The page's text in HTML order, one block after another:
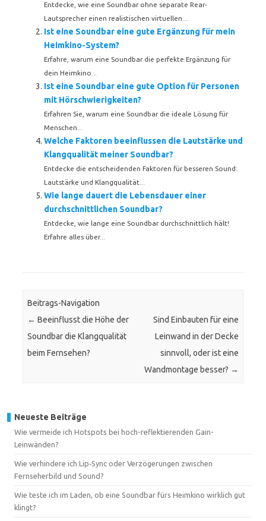
Entdecke, wie eine Soundbar ohne separate Rear-
Lautsprecher einen realistischen virtuellen...
Ist eine Soundbar eine gute Ergänzung für mein
Heimkino-System?
Erfahre, warum eine Soundbar die perfekte Ergänzung für
dein Heimkino...
Ist eine Soundbar eine gute Option für Personen
mit Hörschwierigkeiten?
Erfahren Sie, warum eine Soundbar die ideale Lösung für
Menschen...
Welche Faktoren beeinflussen die Lautstärke und
Klangqualität meiner Soundbar?
Entdecke die entscheidenden Faktoren für besseren Sound:
Lautstärke und Klangqualität...
Wie lange dauert die Lebensdauer einer
durchschnittlichen Soundbar?
Entdecke, wie lange eine Soundbar durchschnittlich hält!
Erfahre alles über...
Beitrags-Navigation
← Beeinflusst die Höhe der
Soundbar die Klangqualität
beim Fernsehen?
Sind Einbauten für eine
Leinwand in der Decke
sinnvoll, oder ist eine
Wandmontage besser? →
Neueste Beiträge
Wie vermeide ich Hotspots bei hoch-reflektierenden Gain-
Leinwänden?
Wie verhindere ich Lip‑Sync oder Verzögerungen zwischen
Fernseherbild und Sound?
Wie teste ich im Laden, ob eine Soundbar fürs Heimkino wirklich gut
klingt?